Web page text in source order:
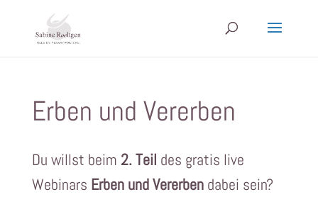
Erben und Vererben
Du willst beim 2. Teil des gratis live
Webinars Erben und Vererbendabei sein?